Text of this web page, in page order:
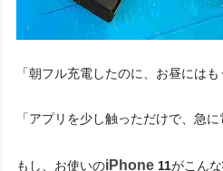
「朝フル充電したのに、お昼には
「アプリを少し触っただけで、急
もし、お使いのiPhone 11がこん